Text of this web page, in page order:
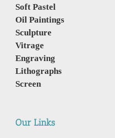
Soft Pastel
Oil Paintings
Sculpture
Vitrage
Engraving
Lithographs
Screen
Our Links